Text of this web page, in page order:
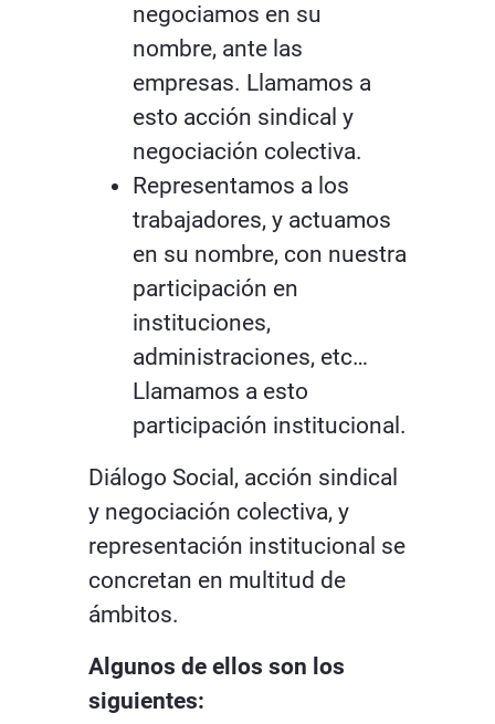
negociamos en su
nombre, ante las
empresas. Llamamos a
esto acción sindical y
negociación colectiva.
Representamos a los
trabajadores, y actuamos
en su nombre, con nuestra
participación en
instituciones,
administraciones, etc…
Llamamos a esto
participación institucional.
Diálogo Social, acción sindical
y negociación colectiva, y
representación institucional se
concretan en multitud de
ámbitos.
Algunos de ellos son los
siguientes: